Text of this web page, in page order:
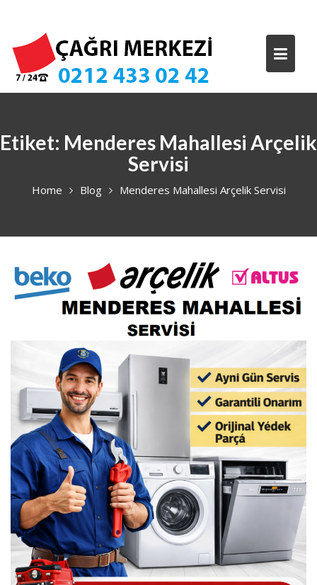
content
Etiket: Menderes Mahallesi Arçelik
Servisi
Home Blog Menderes Mahallesi Arçelik Servisi